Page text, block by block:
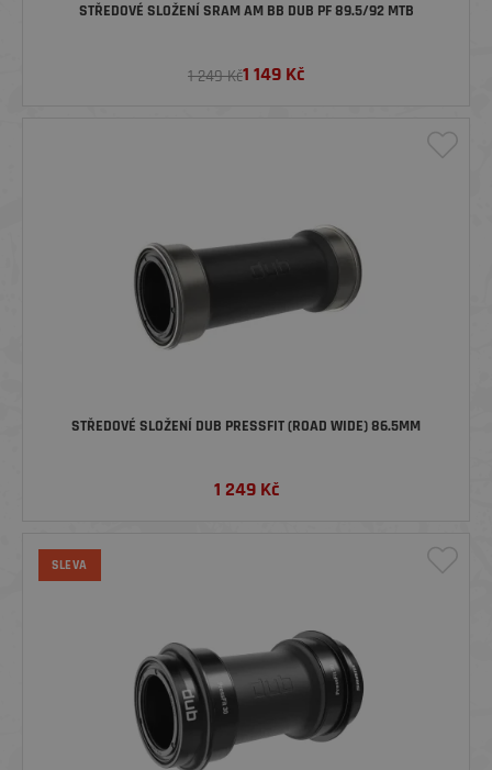
STŘEDOVÉ SLOŽENÍ SRAM AM BB DUB PF 89.5/92 MTB
1 249 Kč1 149 Kč
STŘEDOVÉ SLOŽENÍ DUB PRESSFIT (ROAD WIDE) 86.5MM
1 249Kč
SLEVA